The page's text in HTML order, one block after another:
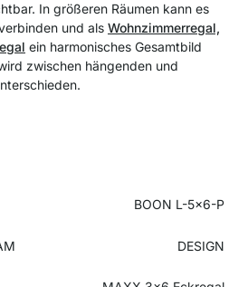
In größeren Räumen kann es
und als Wohnzimmerregal,
ein harmonisches Gesamtbild
zwischen hängenden und
BOON L-5x6-P
DESIGN